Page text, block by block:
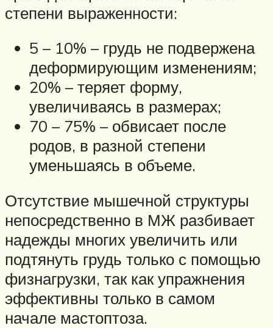
степени выраженности:
5 – 10% – грудь не подвержена
деформирующим изменениям;
20% – теряет форму,
увеличиваясь в размерах;
70 – 75% – обвисает после
родов, в разной степени
уменьшаясь в объеме.
Отсутствие мышечной структуры
непосредственно в МЖ разбивает
надежды многих увеличить или
подтянуть грудь только с помощью
физнагрузки, так как упражнения
эффективны только в самом
начале мастоптоза.